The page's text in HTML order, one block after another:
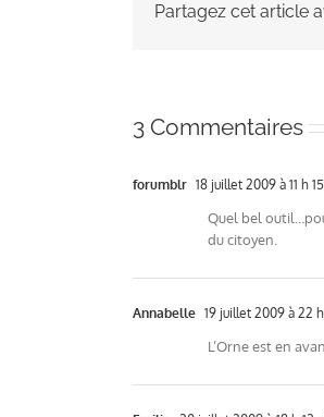
Partagez cet article
3 Commentaires
forumblr 18 juillet 2009 à 11 h
Quel bel
du citoyen.
Annabelle 19 juillet 2009 à 22
L’Orne est en